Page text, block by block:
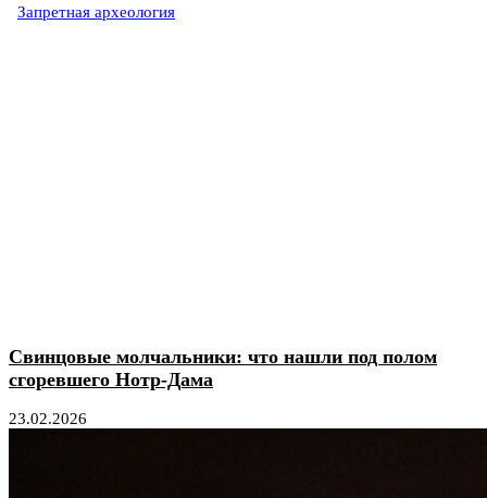
Запретная археология
Свинцовые молчальники: что нашли под полом
сгоревшего Нотр-Дама
23.02.2026